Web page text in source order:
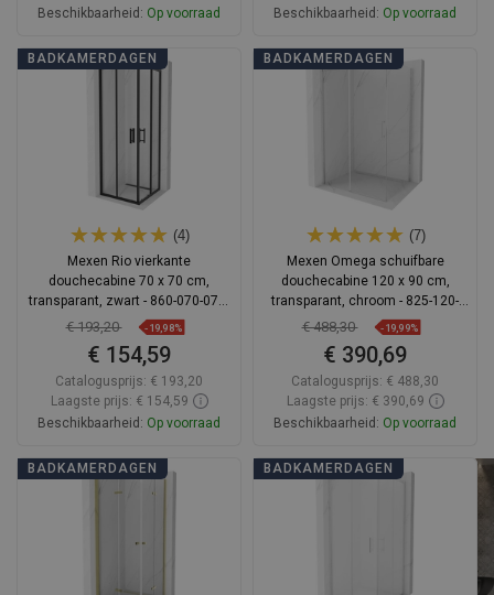
Beschikbaarheid: Op voorraad
In winkelwagen
Beschikbaarheid: Op voorraad
In winkelwagen
BADKAMERDAGEN
(4)
Mexen Rio vierkante
douchecabine 70 x 70 cm,
transparant, zwart - 860-070-070-
70-00
€ 193,20 -19,98%
€ 154,59
Catalogusprijs: € 193,20
Laagste prijs: € 154,59
Beschikbaarheid: Op voorraad
In winkelwagen
BADKAMERDAGEN
(7)
Mexen Omega schuifbare
douchecabine 120 x 90 cm,
transparant, chroom - 825-120-
090-01-00
€ 488,30 -19,99%
€ 390,69
Catalogusprijs: € 488,30
Laagste prijs: € 390,69
Beschikbaarheid: Op voorraad
In winkelwagen
BADKAMERDAGEN BADKAMERDAGEN